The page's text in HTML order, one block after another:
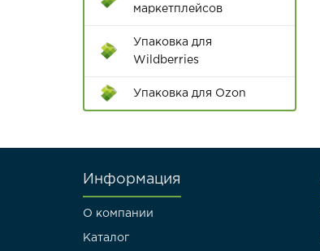
Цветной скотч
маркетплейсов
Упаковка для
Wildberries
Упаковка для Ozon
Информация
О компании
Каталог